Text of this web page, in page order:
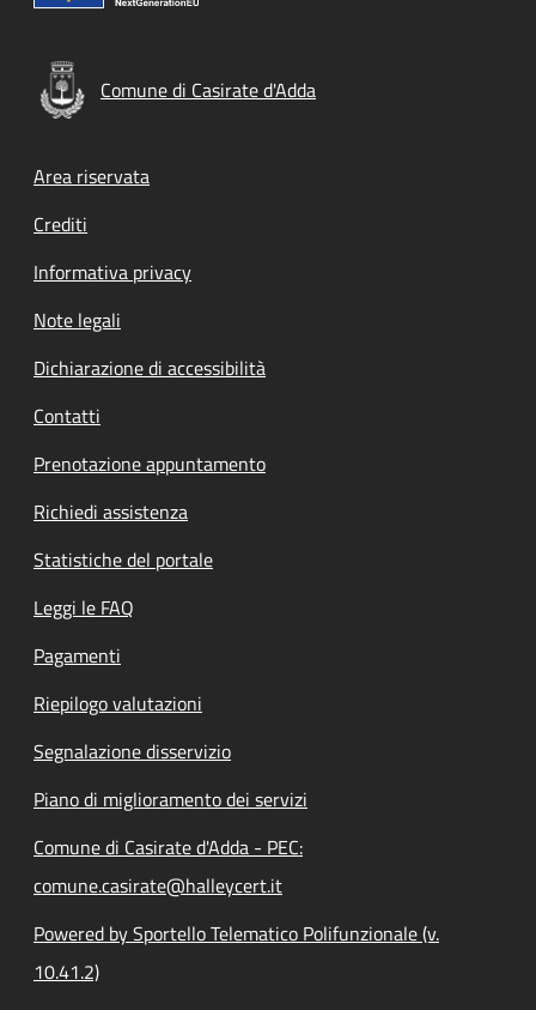
Comune di Casirate d'Adda
Footer menu
Area riservata
Crediti
Informativa privacy
Note legali
Dichiarazione di accessibilità
Contatti
Prenotazione appuntamento
Richiedi assistenza
Statistiche del portale
Leggi le FAQ
Pagamenti
Riepilogo valutazioni
Segnalazione disservizio
Piano di miglioramento dei servizi
Comune di Casirate d'Adda - PEC:
comune.casirate@halleycert.it
Powered by Sportello Telematico Polifunzionale (v.
10.41.2)